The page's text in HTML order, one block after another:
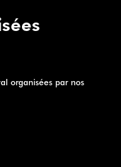
organisées par nos